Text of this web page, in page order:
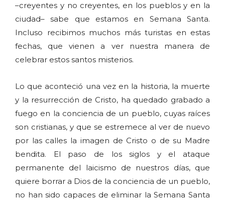
–creyentes y no creyentes, en los pueblos y en la
ciudad– sabe que estamos en Semana Santa.
Incluso recibimos muchos más turistas en estas
fechas, que vienen a ver nuestra manera de
celebrar estos santos misterios.
Lo que aconteció una vez en la historia, la muerte
y la resurrección de Cristo, ha quedado grabado a
fuego en la conciencia de un pueblo, cuyas raíces
son cristianas, y que se estremece al ver de nuevo
por las calles la imagen de Cristo o de su Madre
bendita. El paso de los siglos y el ataque
permanente del laicismo de nuestros días, que
quiere borrar a Dios de la conciencia de un pueblo,
no han sido capaces de eliminar la Semana Santa